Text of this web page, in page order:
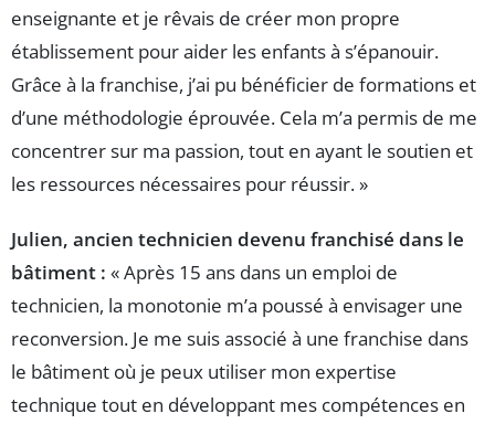
enseignante et je rêvais de créer mon propre
établissement pour aider les enfants à s’épanouir.
Grâce à la franchise, j’ai pu bénéficier de formations et
d’une méthodologie éprouvée. Cela m’a permis de me
concentrer sur ma passion, tout en ayant le soutien et
les ressources nécessaires pour réussir. »
Julien, ancien technicien devenu franchisé dans le
bâtiment : « Après 15 ans dans un emploi de
technicien, la monotonie m’a poussé à envisager une
reconversion. Je me suis associé à une franchise dans
le bâtiment où je peux utiliser mon expertise
technique tout en développant mes compétences en